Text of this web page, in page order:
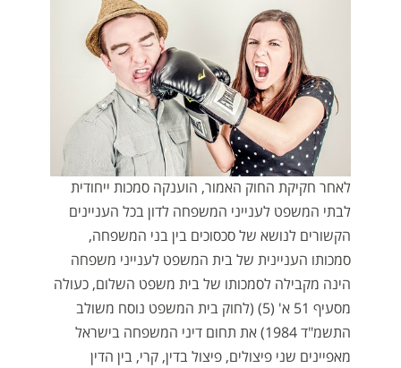
לאחר חקיקת החוק האמור, הוענקה סמכות ייחודית
לבתי המשפט לענייני המשפחה לדון בכל העניינים
הקשורים לנושא של סכסוכים בין בני המשפחה,
סמכותו העניינית של בית המשפט לענייני משפחה
הינה מקבילה לסמכותו של בית משפט השלום, כעולה
מסעיף 51 א' (5) (לחוק בית המשפט נוסח משולב
התשמ"ד 1984) את תחום דיני המשפחה בישראל
מאפיינים שני פיצולים, פיצול בדין, קרי, בין הדין